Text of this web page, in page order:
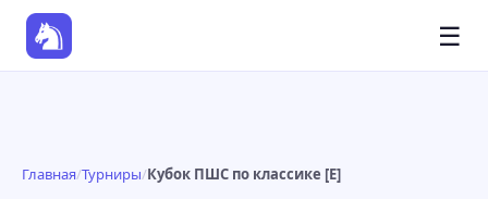
☰
Главная/Турниры/Кубок ПШС по классике [E]